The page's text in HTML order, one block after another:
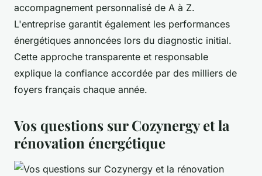
accompagnement personnalisé de A à Z.
L'entreprise garantit également les performances
énergétiques annoncées lors du diagnostic initial.
Cette approche transparente et responsable
explique la confiance accordée par des milliers de
foyers français chaque année.
Vos questions sur Cozynergy et la
rénovation énergétique